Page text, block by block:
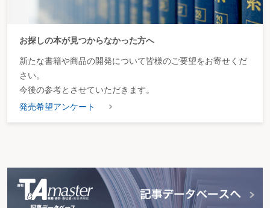
お探しの本が見つからなかった方へ
新たな書籍や商品の開発について皆様のご要望をお寄せくだ
さい。
今後の参考とさせていただきます。
発売希望アンケート